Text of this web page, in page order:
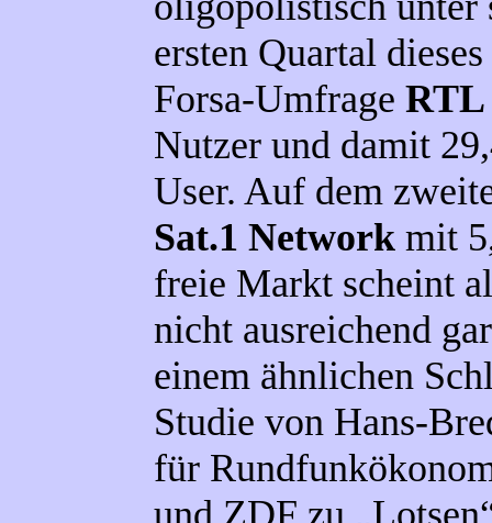
ersten Quartal
Forsa-Umfrage
Nutzer und damit
User. Auf dem
Sat.1 Network mit
freie Markt scheint
nicht ausreichend
einem ähnlichen
Studie von Hans-
für
und ZDF zu